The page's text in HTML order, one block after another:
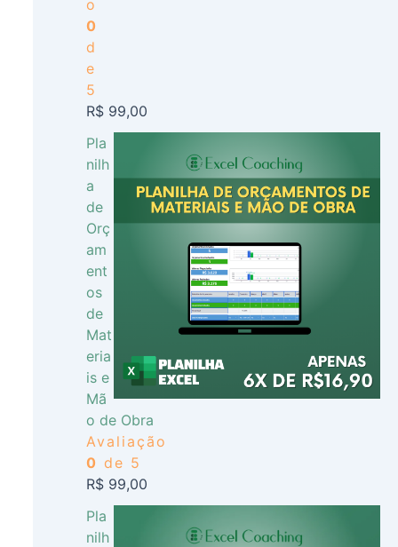
o
0
d
e
5
R$99,00
Pla
nilh
a
de
Orç
am
ent
os
de
Mat
eria
is e
Mã
o de Obra
Avaliação
0 de 5
R$99,00
Pla
nilh